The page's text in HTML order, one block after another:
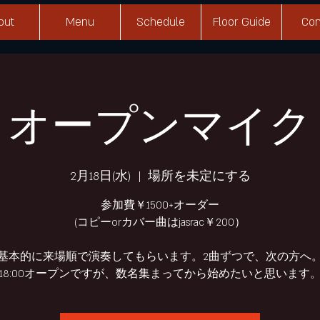
Menu Schedule Floor Guide
オープンマイク
2月18日(水)
  |
場所を未定にする
参加費￥1500+オーダー
(コピーorカバー曲はjasrac￥200）
本的に来場順で演奏してもらいます。2曲ずつで、次の方へ。